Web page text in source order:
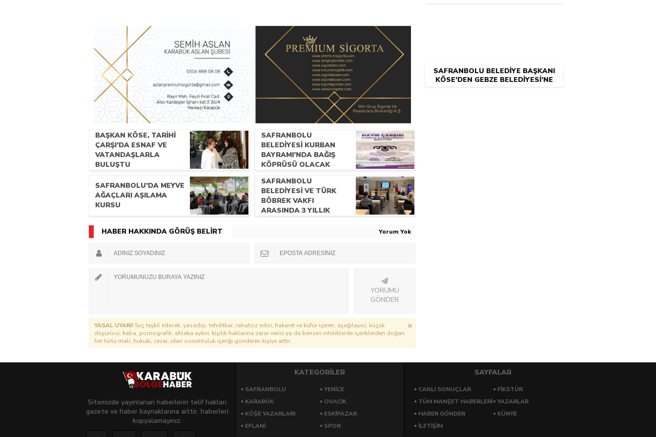
BAŞKAN KÖSE, TARİHİ
ÇARŞI’DA ESNAF VE
VATANDAŞLARLA
BULUŞTU
SAFRANBOLU
BELEDİYESİ KURBAN
BAYRAMI’NDA BAĞIŞ
KÖPRÜSÜ OLACAK
SAFRANBOLU’DA MEYVE
AĞAÇLARI AŞILAMA
KURSU
SAFRANBOLU
BELEDİYESİ VE TÜRK
BÖBREK VAKFI
ARASINDA 3 YILLIK
HABER HAKKINDA GÖRÜŞ BELİRT
Yorum Yok
YORUMU
GÖNDER
YASAL UYARI! Suç teşkil edecek, yasadışı, tehditkar, rahatsız edici, hakaret ve küfür içeren, aşağılayıcı, küçük
düşürücü, kaba, pornografik, ahlaka aykırı, kişilik haklarına zarar verici ya da benzeri niteliklerde içeriklerden doğan
her türlü mali, hukuki, cezai, idari sorumluluk içeriği gönderen kişiye aittir.
SAFRANBOLU BELEDİYE BAŞKANI
KÖSE’DEN GEBZE BELEDİYESİ’NE
Sitemizde yayınlanan haberlerin telif hakları
gazete ve haber kaynaklarına aittir, haberleri
kopyalamayınız.
KATEGORİLER
SAFRANBOLU
YENICE
KARABÜK
OVACIK
KÖŞE YAZARLARI
ESKIPAZAR
EFLANI
SPOR
SAYFALAR
CANLI SONUÇLAR
FİKSTÜR
TÜM MANŞET HABERLERİ
YAZARLAR
HABER GÖNDER
KÜNYE
İLETİŞİM